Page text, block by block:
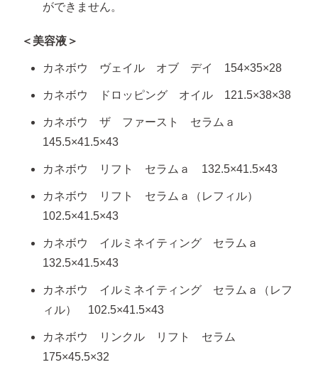
ができません。
＜美容液＞
カネボウ ヴェイル オブ デイ 154×35×28
カネボウ ドロッピング オイル 121.5×38×38
カネボウ ザ ファースト セラムａ
145.5×41.5×43
カネボウ リフト セラムａ 132.5×41.5×43
カネボウ リフト セラムａ（レフィル）
102.5×41.5×43
カネボウ イルミネイティング セラムａ
132.5×41.5×43
カネボウ イルミネイティング セラムａ（レフ
ィル） 102.5×41.5×43
カネボウ リンクル リフト セラム
175×45.5×32